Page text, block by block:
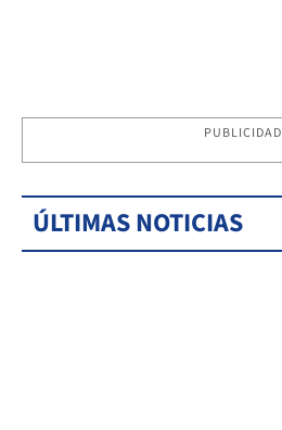
PUBLICIDAD
ÚLTIMAS NOTICIAS